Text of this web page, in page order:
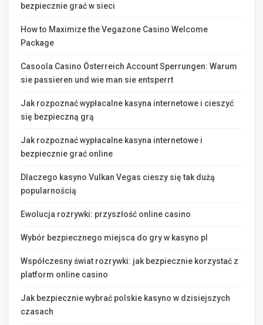
bezpiecznie grać w sieci
How to Maximize the Vegazone Casino Welcome
Package
Casoola Casino Österreich Account Sperrungen: Warum
sie passieren und wie man sie entsperrt
Jak rozpoznać wypłacalne kasyna internetowe i cieszyć
się bezpieczną grą
Jak rozpoznać wypłacalne kasyna internetowe i
bezpiecznie grać online
Dlaczego kasyno Vulkan Vegas cieszy się tak dużą
popularnością
Ewolucja rozrywki: przyszłość online casino
Wybór bezpiecznego miejsca do gry w kasyno pl
Współczesny świat rozrywki: jak bezpiecznie korzystać z
platform online casino
Jak bezpiecznie wybrać polskie kasyno w dzisiejszych
czasach